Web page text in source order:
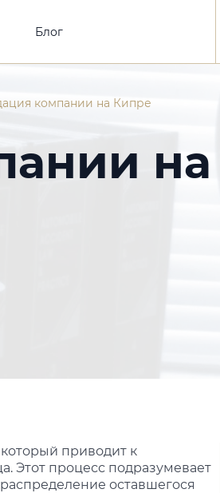
Блог
компании на Кипре
на
приводит к
Этот процесс подразумевает
оставшегося